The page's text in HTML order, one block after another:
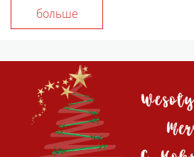
больше